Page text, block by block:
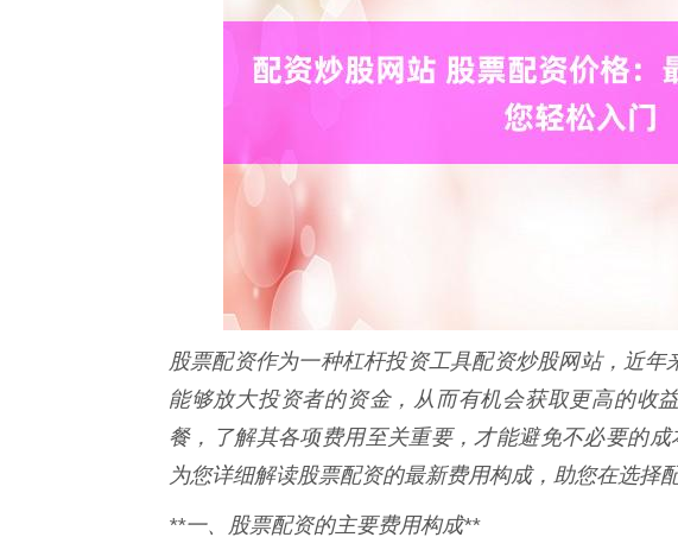
股票配资作为一种杠杆投资工具配资炒股网站，近
能够放大投资者的资金，从而有机会获取更高的收
餐，了解其各项费用至关重要，才能避免不必要的成
为您详细解读股票配资的最新费用构成，助您在选择
**一、股票配资的主要费用构成**